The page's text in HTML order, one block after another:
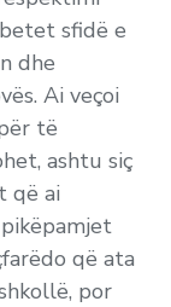
sfidë e
dhe
Ai veçoi
të
ashtu siç
që ai
që ata
por